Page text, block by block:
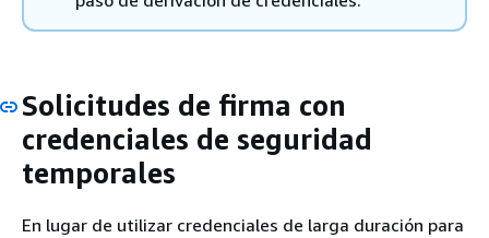
Solicitudes de firma con
credenciales de seguridad
temporales
En lugar de utilizar credenciales de larga duración para